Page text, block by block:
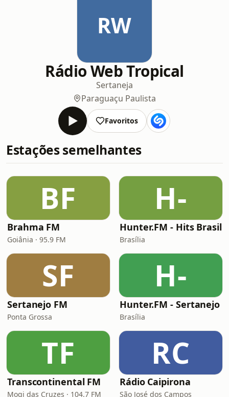
RW
Rádio Web Tropical
Sertaneja
Paraguaçu Paulista
Favoritos
Estações semelhantes
BF
Brahma FM
Goiânia · 95.9 FM
H-
Hunter.FM - Hits Brasil
Brasília
SF
Sertanejo FM
Ponta Grossa
H-
Hunter.FM - Sertanejo
Brasília
TF
Transcontinental FM
Mogi das Cruzes · 104.7 FM
RC
Rádio Caipirona
São José dos Campos